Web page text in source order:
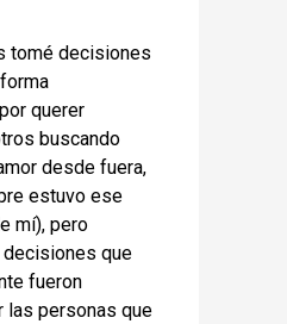
tomé decisiones
querer
buscando
desde fuera,
estuvo ese
mí), pero
que
fueron
las personas que